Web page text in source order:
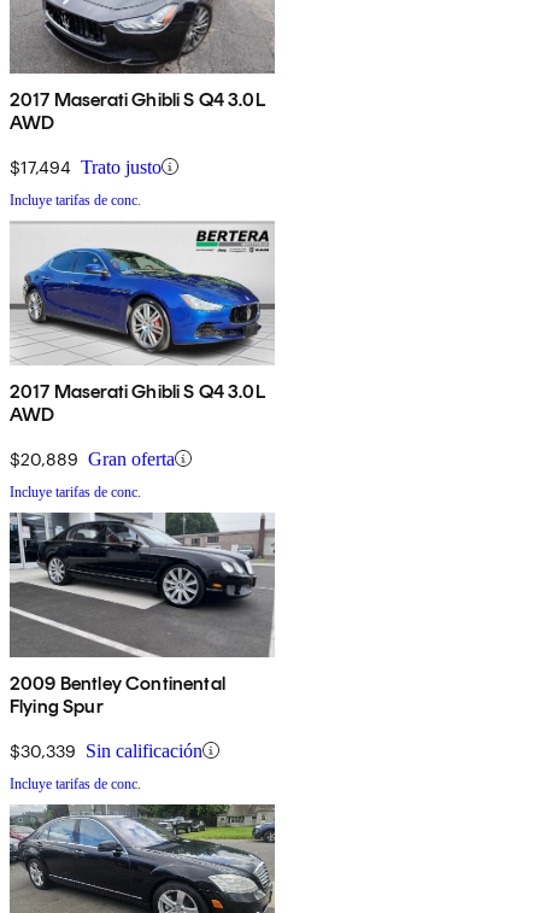
2017 Maserati Ghibli S Q4 3.0L
AWD
$17,494 Trato justo
Incluye tarifas de conc.
2017 Maserati Ghibli S Q4 3.0L
AWD
$20,889 Gran oferta
Incluye tarifas de conc.
2009 Bentley Continental
Flying Spur
$30,339 Sin calificación
Incluye tarifas de conc.